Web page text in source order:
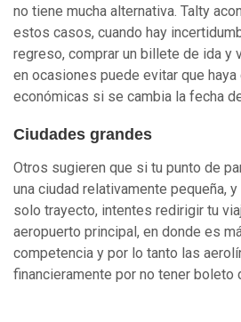
no tiene mucha alternativa. Talty
estos casos, cuando hay
regreso, comprar un billete de ida y
en ocasiones puede evitar que
económicas si se cambia la fecha
Ciudades grandes
Otros sugieren que si tu punto de
una ciudad relativamente pequeña,
solo trayecto, intentes redirigir tu
aeropuerto principal, en donde es
competencia y por lo tanto las
financieramente por no tener boleto